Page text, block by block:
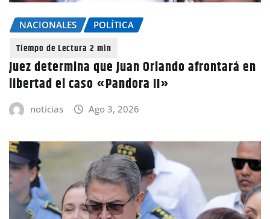
NACIONALES POLÍTICA
Juez determina que Juan Orlando afrontará en
libertad el caso «Pandora II»
noticias Ago 3, 2026